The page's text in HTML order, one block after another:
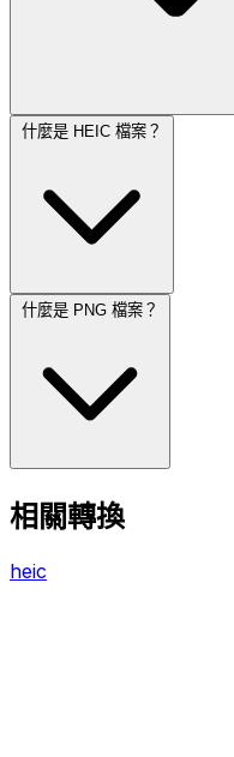
什麼是 HEIC 檔案？
什麼是 PNG 檔案？
相關轉換
heic